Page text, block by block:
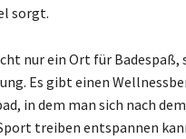
sorgt.
nur ein Ort für Badespaß,
Es gibt einen
in dem man sich nach dem
treiben entspannen